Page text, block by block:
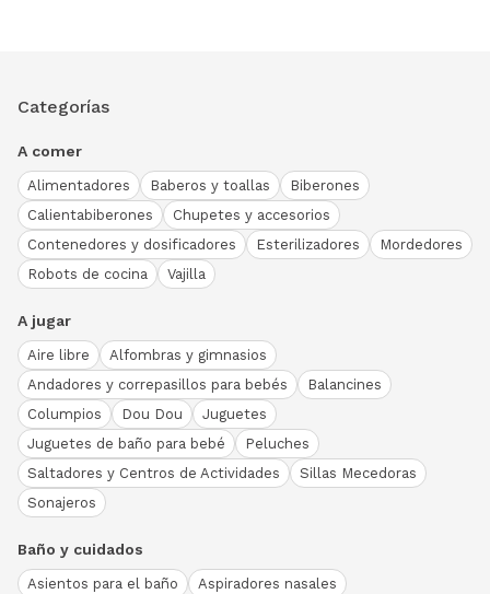
Categorías
A comer
Alimentadores Baberos y toallas
Biberones
Calientabiberones
Chupetes y accesorios
Contenedores y dosificadores
Esterilizadores
Mordedores
Robots de cocina
Vajilla
A jugar
Aire libre
Alfombras y gimnasios
Andadores y correpasillos para bebés
Balancines
Columpios
Dou Dou
Juguetes
Juguetes de baño para bebé
Peluches
Saltadores y Centros de Actividades
Sillas Mecedoras
Sonajeros
Baño y cuidados
Asientos para el baño
Aspiradores nasales